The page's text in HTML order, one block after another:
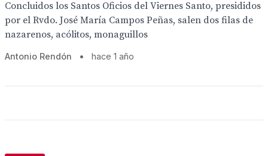
Concluidos los Santos Oficios del Viernes Santo, presididos
por el Rvdo. José María Campos Peñas, salen dos filas de
nazarenos, acólitos, monaguillos
Antonio Rendón • hace 1 año